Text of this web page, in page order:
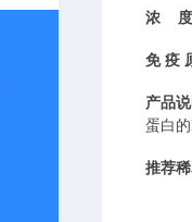
浓 度
免 疫
产品
蛋白的
推荐